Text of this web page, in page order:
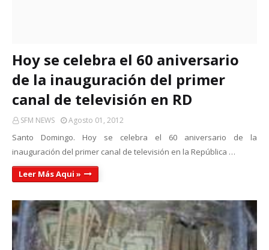
Hoy se celebra el 60 aniversario
de la inauguración del primer
canal de televisión en RD
SFM NEWS Agosto 01, 2012
Santo Domingo. Hoy se celebra el 60 aniversario de la
inauguración del primer canal de televisión en la República …
Leer Más Aqui »